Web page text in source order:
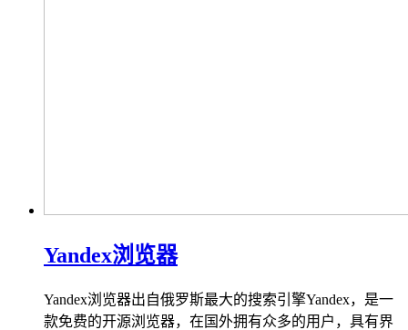
Yandex浏览器
Yandex浏览器出自俄罗斯最大的搜索引擎Yandex，是一
款免费的开源浏览器，在国外拥有众多的用户，具有界